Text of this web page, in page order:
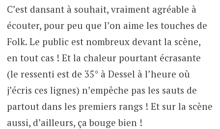
C’est dansant à souhait, vraiment agréable à
écouter, pour peu que l’on aime les touches de
Folk. Le public est nombreux devant la scène,
en tout cas ! Et la chaleur pourtant écrasante
(le ressenti est de 35° à Dessel à l’heure où
j’écris ces lignes) n’empêche pas les sauts de
partout dans les premiers rangs ! Et sur la scène
aussi, d’ailleurs, ça bouge bien !